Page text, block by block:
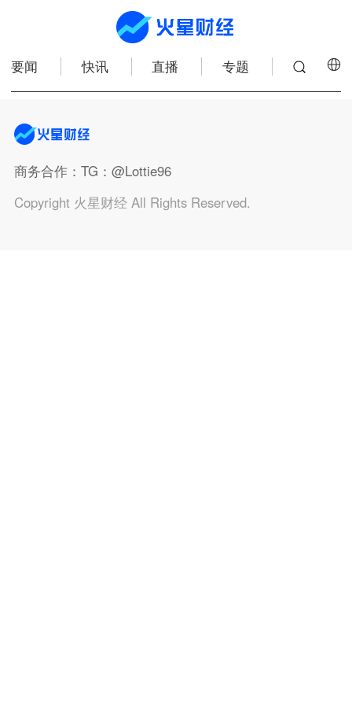
要闻 快讯 直播 专题
商务合作：TG：@Lottie96
Copyright 火星财经 All Rights Reserved.